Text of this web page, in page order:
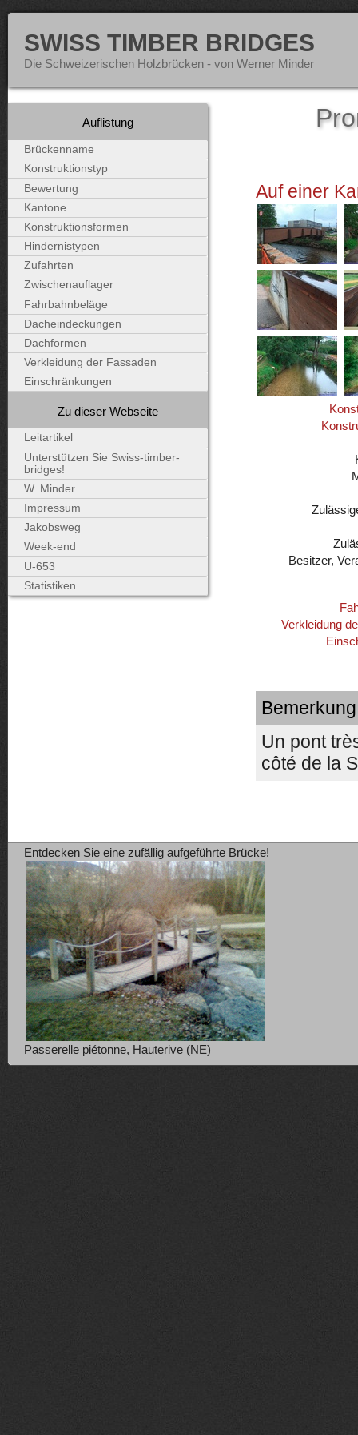
SWISS TIMBER BRIDGES
Die Schweizerischen Holzbrücken - von Werner Minder
Auf einer
Besitzer,
Verkleidung
Bemerkung
Un pont
côté de la
Auflistung
Brückenname
Konstruktionstyp
Bewertung
Kantone
Konstruktionsformen
Hindernistypen
Zufahrten
Zwischenauflager
Fahrbahnbeläge
Dacheindeckungen
Dachformen
Verkleidung der Fassaden
Einschränkungen
Zu dieser Webseite
Leitartikel
Unterstützen Sie Swiss-timber-
bridges!
W. Minder
Impressum
Jakobsweg
Week-end
U-653
Statistiken
Entdecken Sie eine zufällig aufgeführte Brücke!
Passerelle piétonne, Hauterive (NE)